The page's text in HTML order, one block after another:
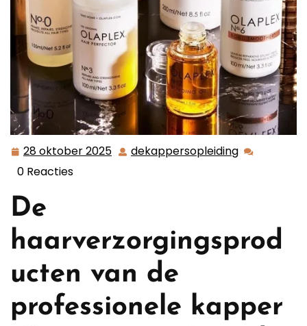
28 oktober 2025 28 dekappersopleiding
0 Reacties
De
haarverzorgingsprod
ucten van de
professionele kapper